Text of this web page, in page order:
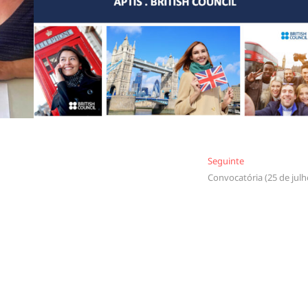
SeguinteSeguinte
Convocatória (25 de